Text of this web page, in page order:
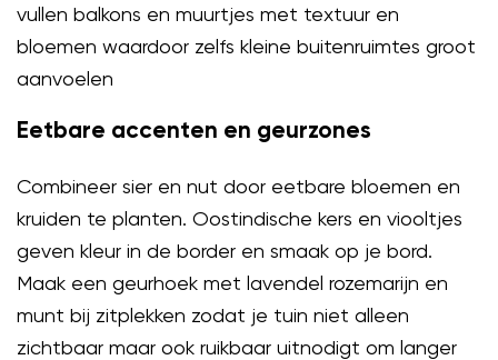
vullen balkons en muurtjes met textuur en
bloemen waardoor zelfs kleine buitenruimtes groot
aanvoelen
Eetbare accenten en geurzones
Combineer sier en nut door eetbare bloemen en
kruiden te planten. Oostindische kers en viooltjes
geven kleur in de border en smaak op je bord.
Maak een geurhoek met lavendel rozemarijn en
munt bij zitplekken zodat je tuin niet alleen
zichtbaar maar ook ruikbaar uitnodigt om langer